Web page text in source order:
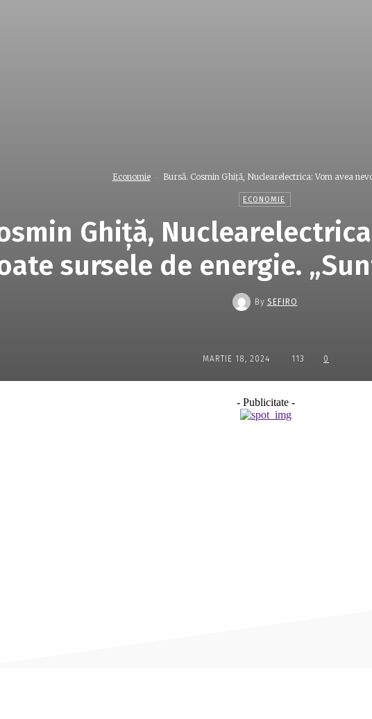
Economie Bursă. Cosmin Ghiţă, Nuclearelectrica: Vom avea
ECONOMIE
Ghiţă,
sursele de energie.
By SEFIRO
MARTIE 18, 2024 113 0
- Publicitate -